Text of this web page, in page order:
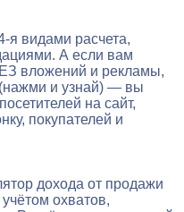
я видами расчета,
А если вам
вложений и рекламы,
и узнай) — вы
на сайт,
покупателей и
дохода от продажи
охватов,